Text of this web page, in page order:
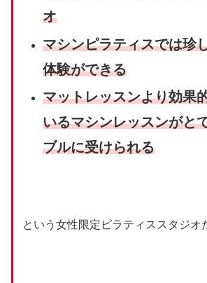
オ
マシンピラティスでは珍
体験ができる
マットレッスンより効果
いるマシンレッスンがと
ブルに受けられる
という女性限定ピラティススタジオ